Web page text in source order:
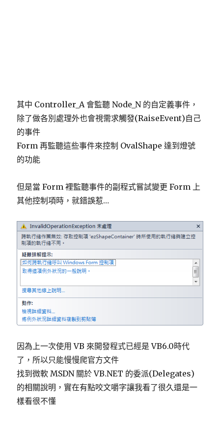
其中 Controller_A 會監聽 Node_N 的自定義事件，
除了做各別處理外也會視需求觸發(RaiseEvent)自己
的事件
Form 再監聽這些事件來控制 OvalShape 達到燈號
的功能
但是當 Form 裡監聽事件的副程式嘗試變更 Form 上
其他控制項時，就錯誤惹…
因為上一次使用 VB 來開發程式已經是 VB6.0時代
了，所以只能慢慢爬官方文件
找到微軟 MSDN 關於 VB.NET 的委派(Delegates)
的相關說明，實在有點咬文嚼字讓我看了很久還是一
樣看很不懂